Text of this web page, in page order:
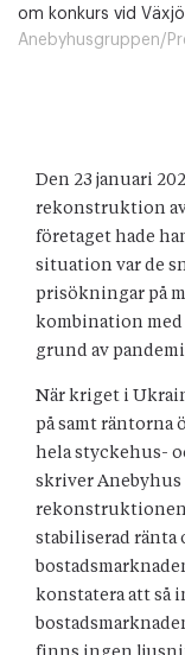
om konkurs vid
Anebyhusgruppen/
Den 23 januari
rekonstruktion
företaget hade
situation var de
prisökningar på
kombination med
grund av
När kriget i
på samt räntorna
hela styckehus-
skriver Anebyhus
stabiliserad ränta
konstatera att så